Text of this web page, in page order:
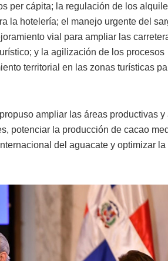
per cápita; la regulación de los
la hotelería; el manejo urgente del
vial para ampliar las
y la agilización de los procesos
territorial en las zonas turísticas
ampliar las áreas productivas y
potenciar la producción de cacao
del aguacate y optimizar la